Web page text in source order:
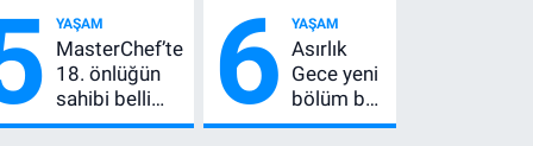
Değiştirdi:
Muhtemel
Aşk,
MasterChef'i
Geride
Gram Altın
İçin 6.350
TL Uyarısı,
Yıl Sonu
Beklentisi
YAŞAM
MasterChef’te
18. önlüğün
sahibi belli
oldu! Ana
6 YAŞAM
Asırlık
Gece yeni
bölüm bu
akşam! 8.